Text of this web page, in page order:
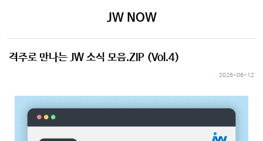
JW NOW
격주로 만나는 JW 소식 모음.ZIP (Vol.4)
2026-06-12